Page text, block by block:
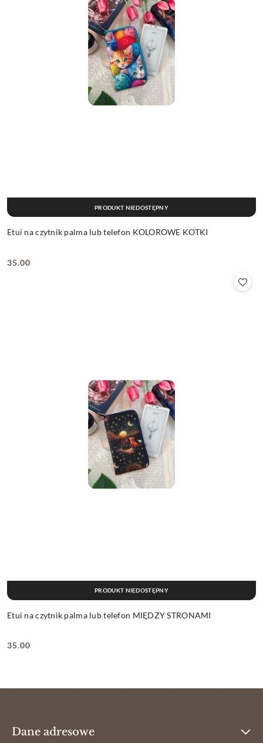
Etui na czytnik palma lub telefon KOLOROWE KOTKI
Cena:
35.00
PRODUKT NIEDOSTĘPNY
Etui na czytnik palma lub telefon MIĘDZY STRONAMI
Cena:
35.00
PRODUKT NIEDOSTĘPNY
Dane adresowe